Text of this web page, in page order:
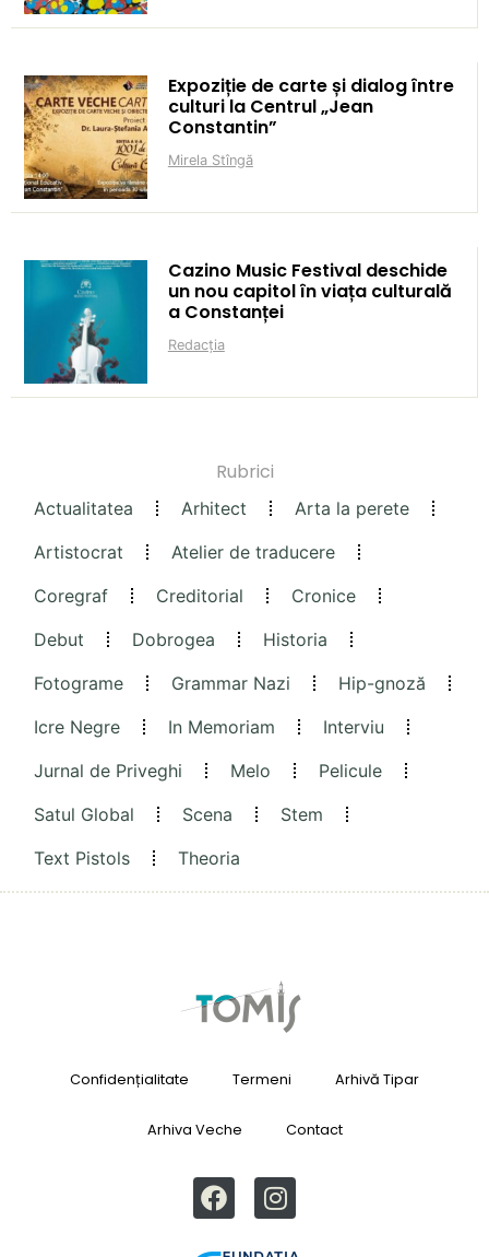
Expoziție de carte și dialog între
culturi la Centrul „Jean
Constantin”
Mirela Stîngă
Cazino Music Festival deschide
un nou capitol în viața culturală
a Constanței
Redacția
Rubrici
Actualitatea Arhitect
Arta la perete
Artistocrat
Atelier de traducere
Coregraf
Creditorial
Cronice
Debut
Dobrogea
Historia
Fotograme
Grammar Nazi
Hip-gnoză
Icre Negre
In Memoriam
Interviu
Jurnal de Priveghi
Melo
Pelicule
Satul Global
Scena
Stem
Text Pistols
Theoria
Confidențialitate Termeni Arhivă Tipar
Arhiva Veche Contact